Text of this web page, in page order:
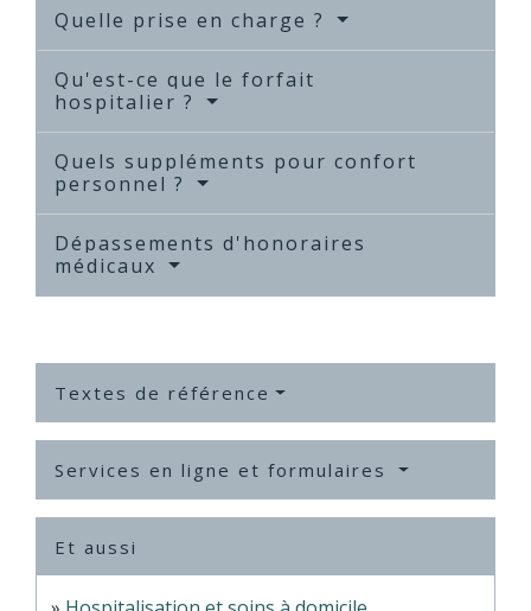
Quelle prise en charge ?
Qu'est-ce que le forfait
hospitalier ?
Quels suppléments pour confort
personnel ?
Dépassements d'honoraires
médicaux
Textes de référence
Services en ligne et formulaires
Et aussi